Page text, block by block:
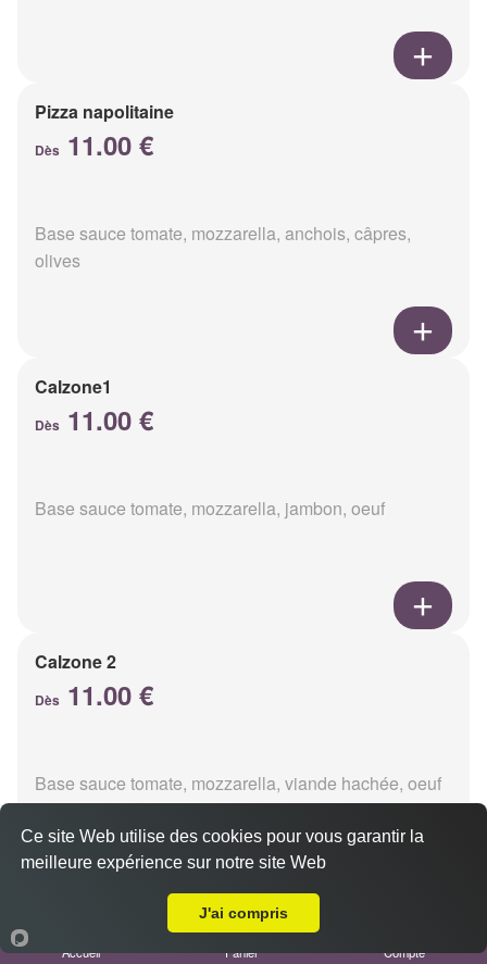
Pizza napolitaine
Dès 11.00 €
Base sauce tomate, mozzarella, anchois, câpres,
olives
Calzone1
Dès 11.00 €
Base sauce tomate, mozzarella, jambon, oeuf
Calzone 2
Dès 11.00 €
Base sauce tomate, mozzarella, viande hachée, oeuf
Accueil Panier Compte
Ce site Web utilise des cookies pour vous garantir la
meilleure expérience sur notre site Web
J'ai compris